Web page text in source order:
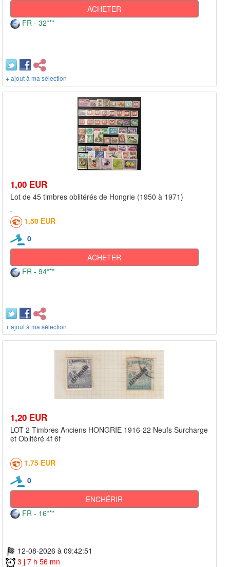
ACHETER
FR - 32***
+ ajout à ma sélection
1,00 EUR
Lot de 45 timbres oblitérés de Hongrie (1950 à 1971)
1,50 EUR
0
ACHETER
FR - 94***
+ ajout à ma sélection
1,20 EUR
LOT 2 Timbres Anciens HONGRIE 1916-22 Neufs Surcharge
et Oblitéré 4f 6f
1,75 EUR
0
ENCHÉRIR
FR - 16***
12-08-2026 à 09:42:51
3 j 7 h 56 mn